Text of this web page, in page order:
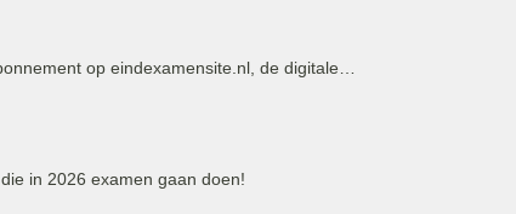
op eindexamensite.nl, de digitale…
in 2026 examen gaan doen!